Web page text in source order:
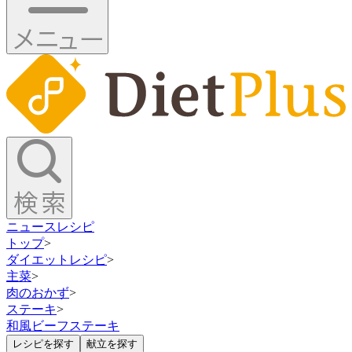
ニュース レシピ
トップ>
ダイエットレシピ>
主菜>
肉のおかず>
ステーキ>
和風ビーフステーキ
レシピを探す 献立を探す